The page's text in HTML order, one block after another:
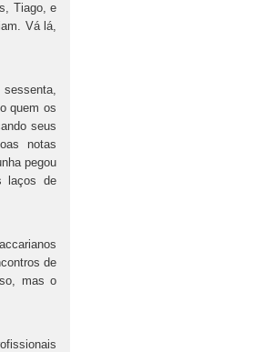
Tiago, e
Vá lá,
quem os
seus
notas
pegou
laços de
de
mas o